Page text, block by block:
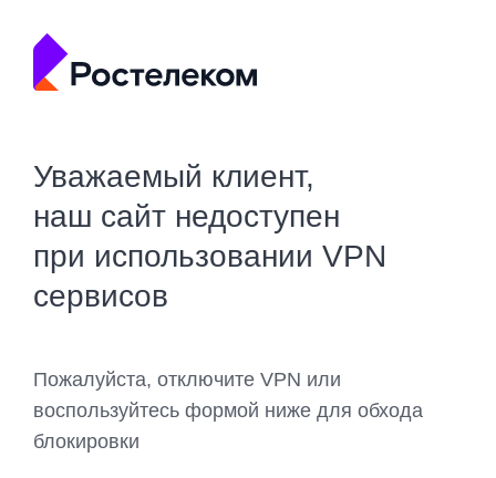
Уважаемый клиент,
наш сайт недоступен
при использовании VPN
сервисов
Пожалуйста, отключите VPN или
воспользуйтесь формой ниже для обхода
блокировки